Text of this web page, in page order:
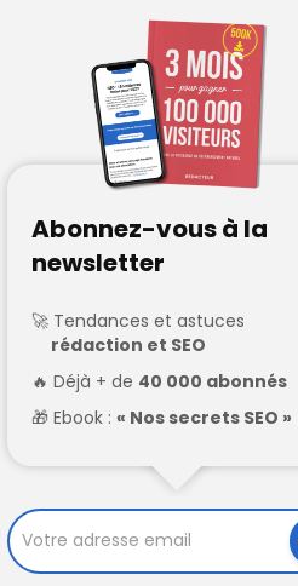
Abonnez-vous à la
newsletter
Tendances et astuces
rédaction et SEO
Déjà + de 40 000 abonnés
Ebook : « Nos secrets SEO »